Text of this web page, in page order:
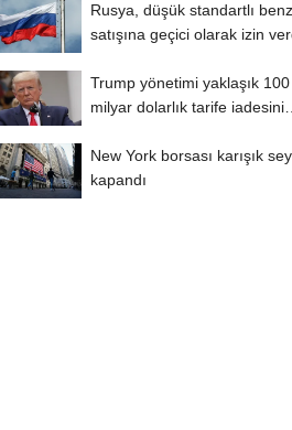
Rusya, düşük standartlı
satışına geçici olarak izin
Trump yönetimi yaklaşık 100
milyar dolarlık tarife iadesini
New York borsası karışık
kapandı